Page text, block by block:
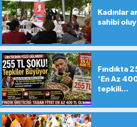
Kadınlar
sahibi
Fındıkta
'En Az
tepkili...